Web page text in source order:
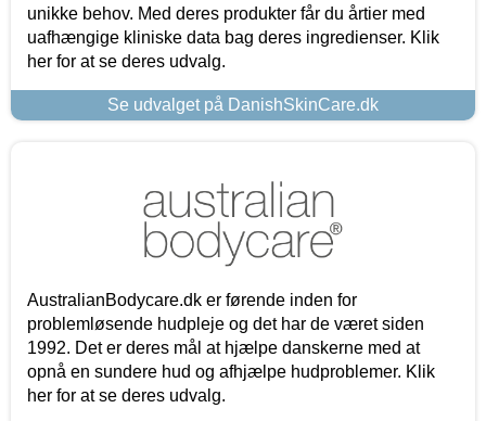
unikke behov. Med deres produkter får du årtier med
uafhængige kliniske data bag deres ingredienser. Klik
her for at se deres udvalg.
Se udvalget på DanishSkinCare.dk
AustralianBodycare.dk er førende inden for
problemløsende hudpleje og det har de været siden
1992. Det er deres mål at hjælpe danskerne med at
opnå en sundere hud og afhjælpe hudproblemer. Klik
her for at se deres udvalg.